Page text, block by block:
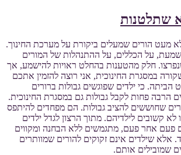
שתלטנות
מעט הורים שמעלים ביקורת על מערכת החינוך.
על הכללים, על ההתנהלות של המורים
שנפרצו. חלק מהטענות בהחלט ראויות להישמע, אך
במסגרת החינוכית, אני רוצה להזמין אתכם
כי ילדים שפוגשים גבולות ברורים
הרבה פחות לקבל גבולות גם במסגרת החינוכית.
שחוששים להציב גבולות. הם מפחדים להיתפס
קשובים לילדיהם. מתוך הרצון לגדל ילדים
פעם אחר פעם, מתגמשים ללא הבחנה ומקווים
אלא שילדים אינם זקוקים להורים שמוותרים
שמובילים אותם.